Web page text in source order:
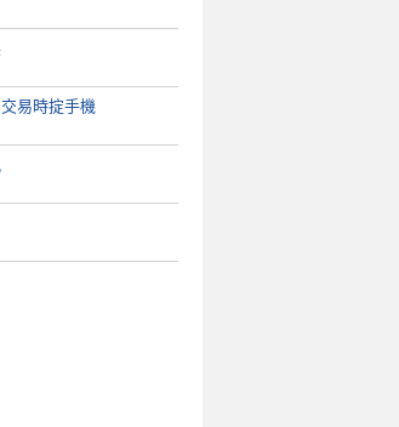
易時掟手機